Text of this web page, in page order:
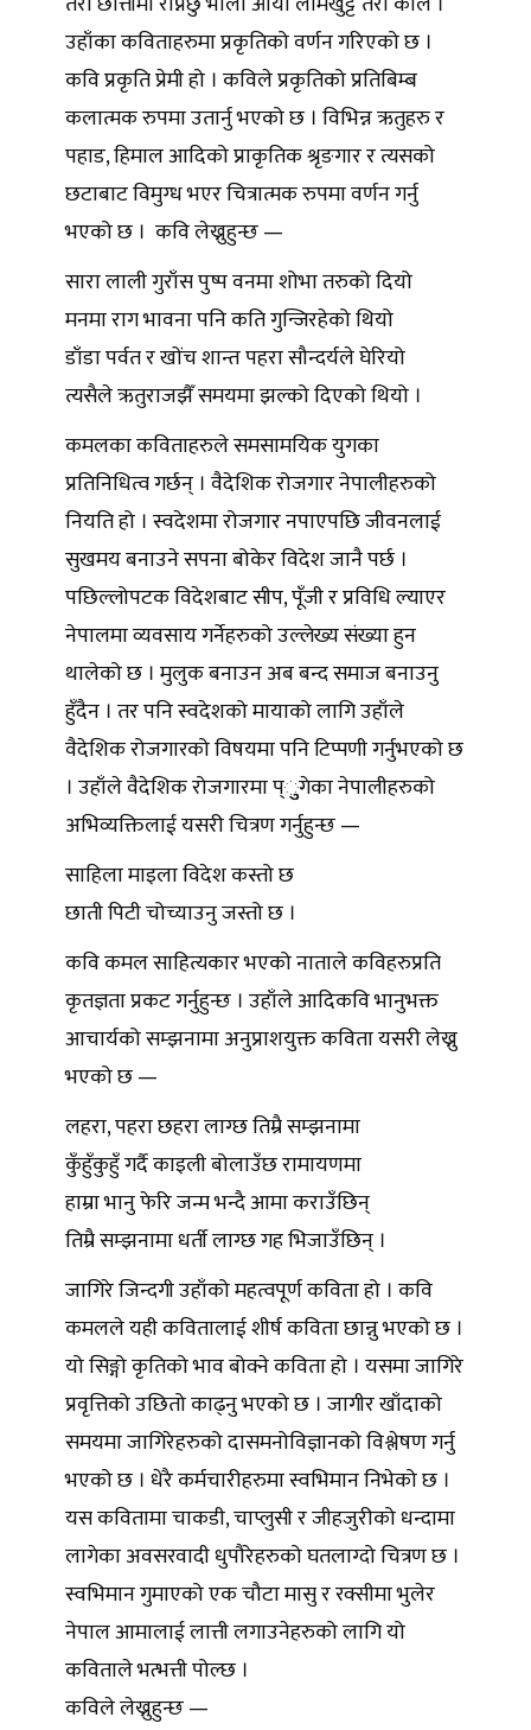
उहाँका कविताहरुमा प्रकृतिको वर्णन गरिएको छ ।
कवि प्रकृति प्रेमी हो । कविले प्रकृतिको प्रतिबिम्ब
कलात्मक रुपमा उतार्नु भएको छ । विभिन्न ऋतुहरु र
पहाड, हिमाल आदिको प्राकृतिक श्रृङगार र त्यसको
छटाबाट विमुग्ध भएर चित्रात्मक रुपमा वर्णन गर्नु
भएको छ । कवि लेख्नुहुन्छ —
सारा लाली गुराँस पुष्प वनमा शोभा तरुको दियो
मनमा राग भावना पनि कति गुन्जिरहेको थियो
डाँडा पर्वत र खोंच शान्त पहरा सौन्दर्यले घेरियो
त्यसैले ऋतुराजझैँ समयमा झल्को दिएको थियो ।
कमलका कविताहरुले समसामयिक युगका
प्रतिनिधित्व गर्छन् । वैदेशिक रोजगार नेपालीहरुको
नियति हो । स्वदेशमा रोजगार नपाएपछि जीवनलाई
सुखमय बनाउने सपना बोकेर विदेश जानै पर्छ ।
पछिल्लोपटक विदेशबाट सीप, पूँजी र प्रविधि ल्याएर
नेपालमा व्यवसाय गर्नेहरुको उल्लेख्य संख्या हुन
थालेको छ । मुलुक बनाउन अब बन्द समाज बनाउनु
हुँदैन । तर पनि स्वदेशको मायाको लागि उहाँले
वैदेशिक रोजगारको विषयमा पनि टिप्पणी गर्नुभएको छ
। उहाँले वैदेशिक रोजगारमा प्ुुगेका नेपालीहरुको
अभिव्यक्तिलाई यसरी चित्रण गर्नुहुन्छ —
साहिला माइला विदेश कस्तो छ
छाती पिटी चोच्याउनु जस्तो छ ।
कवि कमल साहित्यकार भएको नाताले कविहरुप्रति
कृतज्ञता प्रकट गर्नुहुन्छ । उहाँले आदिकवि भानुभक्त
आचार्यको सम्झनामा अनुप्राशयुक्त कविता यसरी लेख्नु
भएको छ —
लहरा, पहरा छहरा लाग्छ तिम्रै सम्झनामा
कुँहुँकुहुँ गर्दै काइली बोलाउँछ रामायणमा
हाम्रा भानु फेरि जन्म भन्दै आमा कराउँछिन्
तिम्रै सम्झनामा धर्ती लाग्छ गह भिजाउँछिन् ।
जागिरे जिन्दगी उहाँको महत्वपूर्ण कविता हो । कवि
कमलले यही कवितालाई शीर्ष कविता छान्नु भएको छ ।
यो सिङ्गो कृतिको भाव बोक्ने कविता हो । यसमा जागिरे
प्रवृत्तिको उछितो काढ्नु भएको छ । जागीर खाँदाको
समयमा जागिरेहरुको दासमनोविज्ञानको विश्लेषण गर्नु
भएको छ । धेरै कर्मचारीहरुमा स्वभिमान निभेको छ ।
यस कवितामा चाकडी, चाप्लुसी र जीहजुरीको धन्दामा
लागेका अवसरवादी धुपौरेहरुको घतलाग्दो चित्रण छ ।
स्वभिमान गुमाएको एक चौटा मासु र रक्सीमा भुलेर
नेपाल आमालाई लात्ती लगाउनेहरुको लागि यो
कविताले भत्भत्ती पोल्छ ।
कविले लेख्नुहुन्छ —